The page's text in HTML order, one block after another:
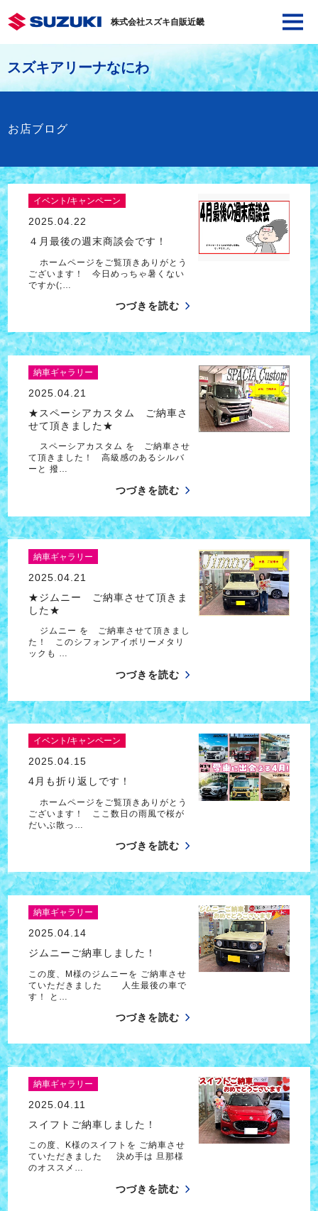
株式会社スズキ自販近畿
スズキアリーナなにわ
お店ブログ
イベント/キャンペーン
2025.04.22
４月最後の週末商談会です！
ホームページをご覧頂きありがとう
ございます！ 今日めっちゃ暑くない
ですか(;…
つづきを読む
納車ギャラリー
2025.04.21
★スペーシアカスタム ご納車さ
せて頂きました★
スペーシアカスタム を ご納車させ
て頂きました！ 高級感のあるシルバ
ーと 撥…
つづきを読む
納車ギャラリー
2025.04.21
★ジムニー ご納車させて頂きま
した★
ジムニー を ご納車させて頂きまし
た！ このシフォンアイボリーメタリ
ックも …
つづきを読む
イベント/キャンペーン
2025.04.15
4月も折り返しです！
ホームページをご覧頂きありがとう
ございます！ ここ数日の雨風で桜が
だいぶ散っ…
つづきを読む
納車ギャラリー
2025.04.14
ジムニーご納車しました！
この度、M様のジムニーを ご納車させ
ていただきました 人生最後の車で
す！ と…
つづきを読む
納車ギャラリー
2025.04.11
スイフトご納車しました！
この度、K様のスイフトを ご納車させ
ていただきました 決め手は 旦那様
のオススメ…
つづきを読む